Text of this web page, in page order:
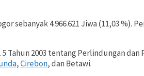
sebanyak 4.966.621 Jiwa (11,03 %).
Tahun 2003 tentang Perlindungan dan
,Cirebon, dan Betawi.